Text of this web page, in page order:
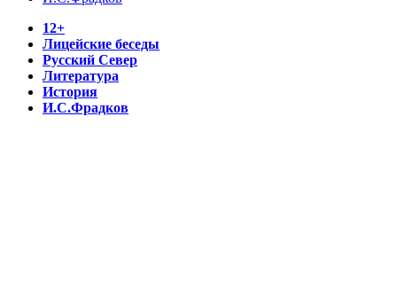
12+
Лицейские беседы
Русский Север
Литература
История
И.С.Фрадков